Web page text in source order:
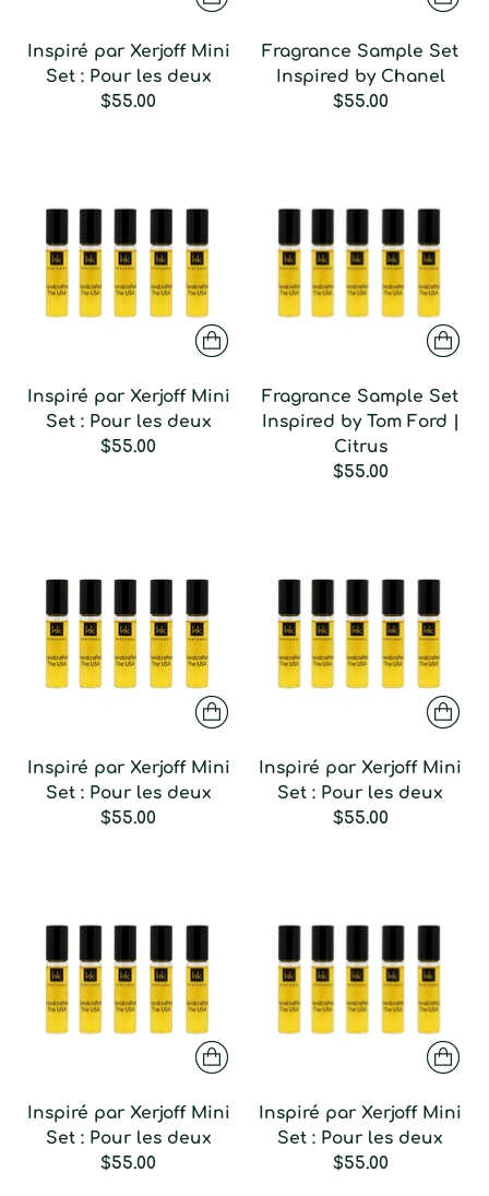
Inspiré par Xerjoff Mini
Set : Pour les deux
$55.00
Fragrance Sample Set
Inspired by Chanel
$55.00
Inspiré par Xerjoff Mini
Set : Pour les deux
$55.00
Fragrance Sample Set
Inspired by Tom Ford |
Citrus
$55.00
Inspiré par Xerjoff Mini
Set : Pour les deux
$55.00
Inspiré par Xerjoff Mini
Set : Pour les deux
$55.00
Inspiré par Xerjoff Mini
Set : Pour les deux
$55.00
Inspiré par Xerjoff Mini
Set : Pour les deux
$55.00